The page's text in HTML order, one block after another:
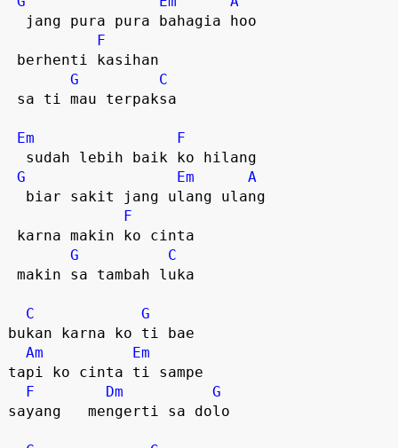
F
G
C
Em
F
G
Em
A
F
G
C
C
G
bukan karna ko ti bae
Am
Em
tapi ko cinta ti sampe
F
Dm
G
sayang   mengerti sa dolo